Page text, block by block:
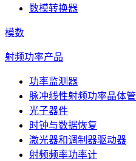
数模转换器
模数
射频功率产品
功率监测器
脉冲线性射频功率晶体管
光子器件
时钟与数据恢复
激光器和调制器驱动器
射频频率功率计